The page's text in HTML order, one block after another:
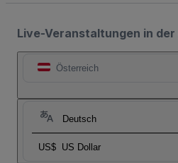
Live-Veranstaltungen in der
Österreich
Deutsch
US$ US Dollar